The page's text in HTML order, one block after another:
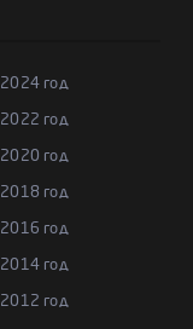
2024 год
2022 год
2020 год
2018 год
2016 год
2014 год
2012 год